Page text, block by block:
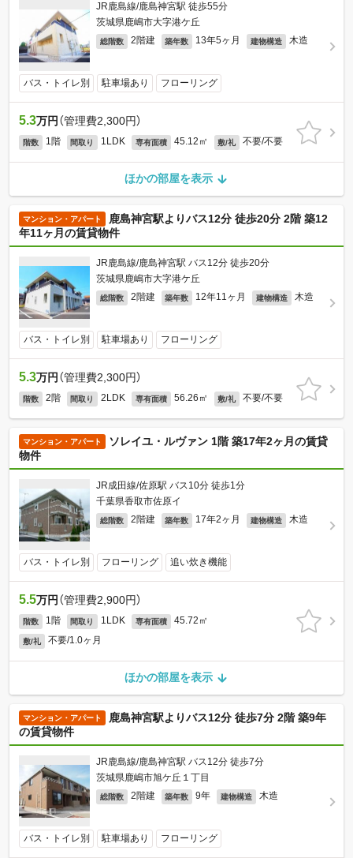
JR鹿島線/鹿島神宮駅 徒歩55分
茨城県鹿嶋市大字港ケ丘
総階数 2階建 築年数 13年5ヶ月 建物構造 木造
バス・トイレ別 駐車場あり フローリング
5.3万円 （管理費2,300円）
階数 1階 間取り 1LDK 専有面積 45.12㎡ 敷/礼 不要/不要
ほかの部屋を表示
マンション・アパート
鹿島神宮駅よりバス12分 徒歩20分 2階 築12
年11ヶ月の賃貸物件
JR鹿島線/鹿島神宮駅 バス12分 徒歩20分
茨城県鹿嶋市大字港ケ丘
総階数 2階建 築年数 12年11ヶ月 建物構造 木造
バス・トイレ別 駐車場あり フローリング
5.3万円 （管理費2,300円）
階数 2階 間取り 2LDK 専有面積 56.26㎡ 敷/礼 不要/不要
マンション・アパート
ソレイユ・ルヴァン 1階 築17年2ヶ月の賃貸
物件
JR成田線/佐原駅 バス10分 徒歩1分
千葉県香取市佐原イ
総階数 2階建 築年数 17年2ヶ月 建物構造 木造
バス・トイレ別 フローリング 追い炊き機能
5.5万円 （管理費2,900円）
階数 1階 間取り 1LDK 専有面積 45.72㎡
敷/礼 不要/1.0ヶ月
ほかの部屋を表示
マンション・アパート
鹿島神宮駅よりバス12分 徒歩7分 2階 築9年
の賃貸物件
JR鹿島線/鹿島神宮駅 バス12分 徒歩7分
茨城県鹿嶋市旭ケ丘１丁目
総階数 2階建 築年数 9年 建物構造 木造
バス・トイレ別 駐車場あり フローリング